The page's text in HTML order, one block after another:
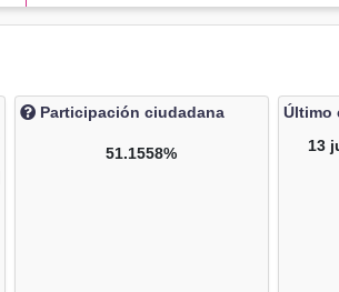
Participación ciudadana
51.1558%
Último
13